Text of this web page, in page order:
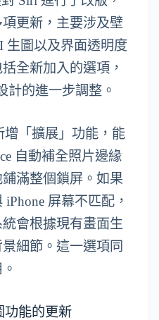
更新，主要涉及壁
生圖以及界面透明度
全新加入的選項，
計的進一步調整。
增「擴展」功能，能
自動補全照片邊緣
滿整個鎖屏。如果
屏幕不匹配，
會根據現有畫面生
細節。這一選項同
功能的更新